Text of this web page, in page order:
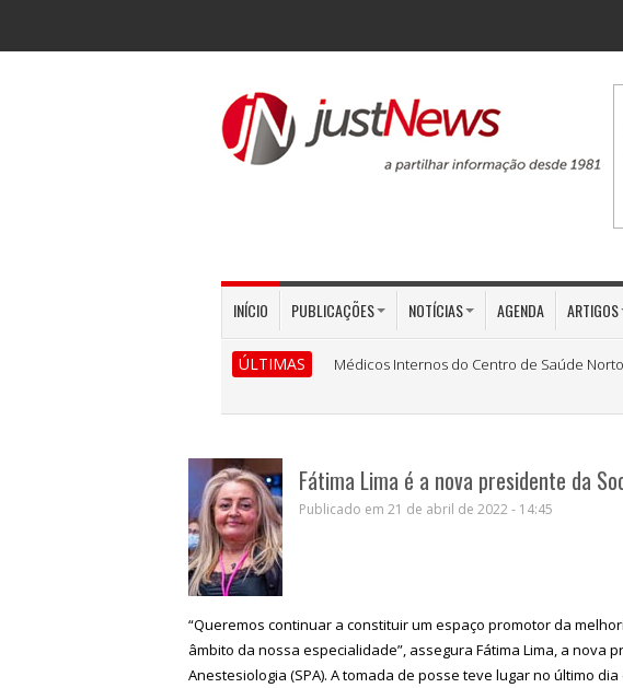
INÍCIO PUBLICAÇÕES NOTÍCIAS AGENDA ARTIGOS
ÚLTIMAS Médicos Internos do Centro de Saúde
Fátima Lima é a nova presidente da
Publicado em 21 de abril de 2022 - 14:45
“Queremos continuar a constituir um espaço promotor da
âmbito da nossa especialidade”, assegura Fátima Lima, a nova
Anestesiologia (SPA). A tomada de posse teve lugar no último